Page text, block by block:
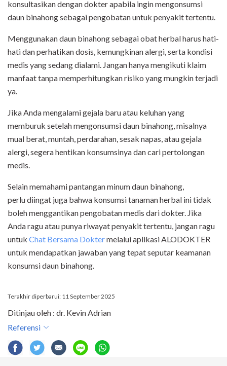
konsultasikan dengan dokter apabila ingin mengonsumsi
daun binahong sebagai pengobatan untuk penyakit tertentu.
Menggunakan daun binahong sebagai obat herbal harus hati-
hati dan perhatikan dosis, kemungkinan alergi, serta kondisi
medis yang sedang dialami. Jangan hanya mengikuti klaim
manfaat tanpa memperhitungkan risiko yang mungkin terjadi
ya.
Jika Anda mengalami gejala baru atau keluhan yang
memburuk setelah mengonsumsi daun binahong, misalnya
mual berat, muntah, perdarahan, sesak napas, atau gejala
alergi, segera hentikan konsumsinya dan cari pertolongan
medis.
Selain memahami pantangan minum daun binahong,
perlu diingat juga bahwa konsumsi tanaman herbal ini tidak
boleh menggantikan pengobatan medis dari dokter. Jika
Anda ragu atau punya riwayat penyakit tertentu, jangan ragu
untuk Chat Bersama Doktermelalui aplikasi ALODOKTER
untuk mendapatkan jawaban yang tepat seputar keamanan
konsumsi daun binahong.
Terakhir diperbarui: 11 September 2025